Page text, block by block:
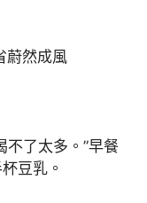
蔚然成風
不了太多。”早餐
豆乳。